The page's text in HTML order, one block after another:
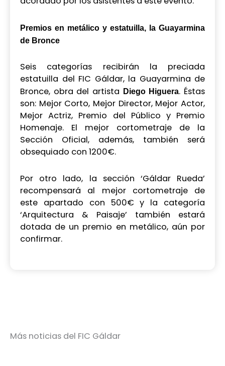
Premios en metálico y estatuilla, la Guayarmina
de Bronce
Seis categorías recibirán la preciada
estatuilla del FIC Gáldar, la Guayarmina de
Bronce, obra del artista
Diego Higuera. Éstas
son: Mejor Corto, Mejor Director, Mejor Actor,
Mejor Actriz, Premio del Público y Premio
Homenaje. El mejor cortometraje de la
Sección Oficial, además, también será
obsequiado con 1200€.
Por otro lado, la sección ‘Gáldar Rueda’
recompensará al mejor cortometraje de
este apartado con 500€ y la categoría
‘Arquitectura & Paisaje’ también estará
dotada de un premio en metálico, aún por
confirmar.
Más noticias del FIC Gáldar